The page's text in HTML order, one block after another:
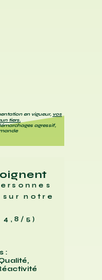
en vigueur, vos
tiers.
agressif,
notre
4,8/5)
: